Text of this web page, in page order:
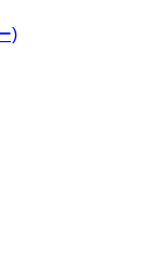
)